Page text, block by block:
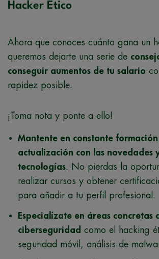
Hacker Ético
Ahora que conoces cuánto gana un
queremos dejarte una serie de
conseguir aumentos de tu salario
rapidez posible.
¡Toma nota y ponte a ello!
Mantente en constante
actualización con las novedades
tecnologías . No pierdas la
realizar cursos y obtener
para añadir a tu perfil profesional.
Especialízate en áreas concretas
ciberseguridad como el hacking
seguridad móvil, análisis de